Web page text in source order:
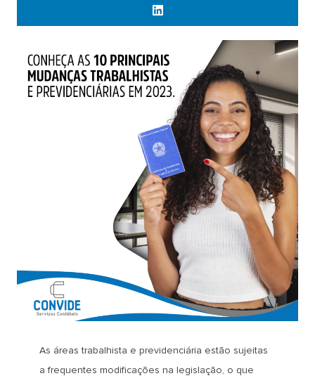
As áreas trabalhista e previdenciária estão sujeitas
a frequentes modificações na legislação, o que